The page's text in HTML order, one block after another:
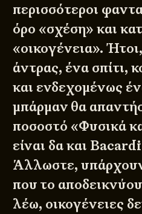
περισσότεροι
όρο «σχέση» και
«οικογένεια».
άντρας, ένα σπίτι,
και ενδεχομένως
μπάρμαν θα
ποσοστό «Φυσικά
είναι δα και
Άλλωστε,
που το
λέω, οικογένειες